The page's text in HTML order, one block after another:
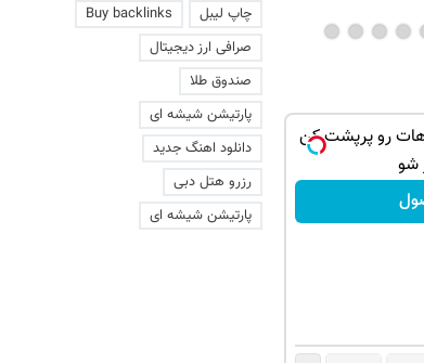
رو پرپشت کن
شو
چاپ لیبل
Buy backlinks
صرافی ارز دیجیتال
صندوق طلا
پارتیشن شیشه ای
دانلود اهنگ جدید
رزرو هتل دبی
پارتیشن شیشه ای